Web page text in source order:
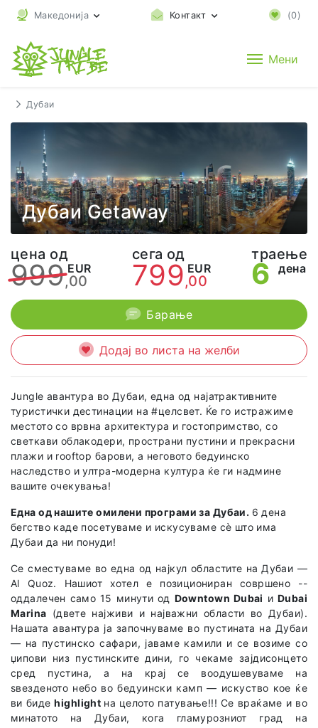
Македонија Контакт (0)
Мени
Дубаи
Дубаи Getaway
цена од
999 EUR
,00
сега од
799 EUR
,00
траење
6 дена
Барање
Додај во листа на желби
Jungle авантура во Дубаи, една од најатрактивните
туристички дестинации на #целсвет. Ќе го истражиме
местото со врвна архитектура и гостопримство, со
светкави облакодери, пространи пустини и прекрасни
плажи и rooftop барови, а неговото бедуинско
наследство и ултра-модерна култура ќе ги надмине
вашите очекувања!
Една од нашите омилени програми за Дубаи. 6 дена
бегство каде посетуваме и искусуваме сѐ што има
Дубаи да ни понуди!
Се сместуваме во една од најкул областите на Дубаи —
Al Quoz. Нашиот хотел е позициониран совршено --
оддалечен само 15 минути од Downtown Dubai и Dubai
Marina (двете најживи и најважни области во Дубаи).
Нашата авантура ја започнуваме во пустината на Дубаи
— на пустинско сафари, јаваме камили и се возиме со
џипови низ пустинските дини, го чекаме зајдисонцето
сред пустина, а на крај се воодушевуваме на
ѕвезденото небо во бедуински камп — искуство кое ќе
ви бидеhighlight на целото патување!!! Се враќаме и во
минатото на Дубаи, кога гламурозниот град на